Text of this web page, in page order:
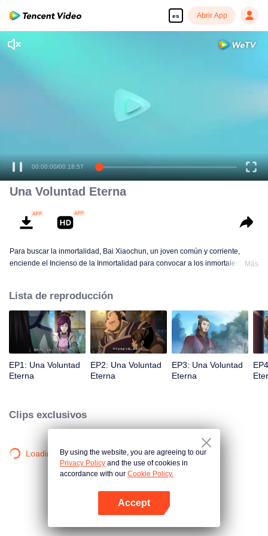
es Abrir App
Disfruta de series en alta definición y sin interrupciones
00:00:00/00:18:57
Una Voluntad Eterna
Para buscar la inmortalidad, Bai Xiaochun, un joven común y corriente,
enciende el Incienso de la Inmortalidad para convocar a los inmortales. Pero
con numerosas tramas divertidas. Ven a verlo para llenar tu verano de
alegría.
Más
Lista de reproducción
EP1: Una Voluntad
Eterna
EP2: Una Voluntad
Eterna
EP3: Una Voluntad
Eterna
Clips exclusivos
Loading…By using the website, you are agreeing to our
Privacy Policy and the use of cookies in
accordance with our Cookie Policy.
Accept